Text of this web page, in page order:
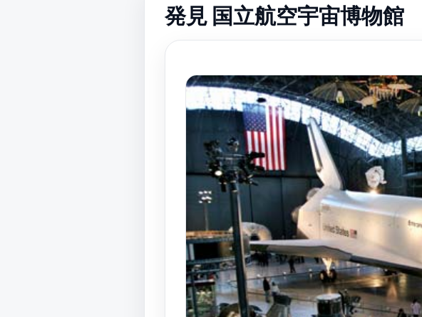
発見 国立航空宇宙博物館